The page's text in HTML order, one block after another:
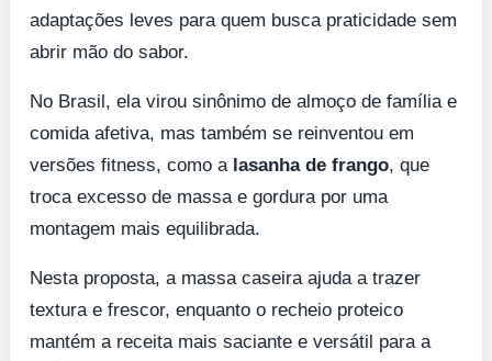
adaptações leves para quem busca praticidade sem
abrir mão do sabor.
No Brasil, ela virou sinônimo de almoço de família e
comida afetiva, mas também se reinventou em
versões fitness, como a lasanha de frango, que
troca excesso de massa e gordura por uma
montagem mais equilibrada.
Nesta proposta, a massa caseira ajuda a trazer
textura e frescor, enquanto o recheio proteico
mantém a receita mais saciante e versátil para a